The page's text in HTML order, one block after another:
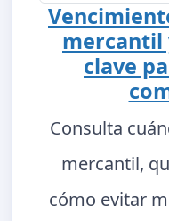
mercantil
clave
Consulta
mercantil,
cómo evitar